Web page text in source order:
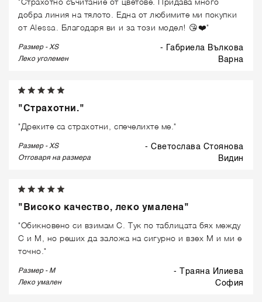
"Страхотно съчитание от цветове. Придава много
добра линия на тялото. Една от любимите ми покупки
от Alessa. Благодаря ви и за този модел! 😘❤️"
Размер - XS - Габриела Вълкова
Леко уголемен варна
"Страхотни."
"Дрехите са страхотни, спечелихте ме."
Размер - XS - Светослава Стоянова
Отговаря на размера видин
"Високо качество, леко умалена"
"Обикновено си взимам С. Тук по таблицата бях между
С и М, но реших да заложа на сигурно и взех М и ми е
точно."
Размер - M - Траяна Илиева
Леко умален софия